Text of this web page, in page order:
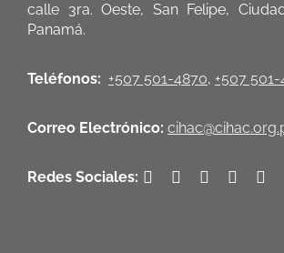
calle 3ra. Oeste, San Felipe,
Panamá.
Teléfonos: +507 501-4870, +507
Correo Electrónico:
Redes Sociales: